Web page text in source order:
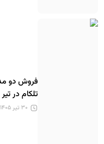
فروش دو
تلکام در تیر
۳۰ تیر ۱۴۰۵